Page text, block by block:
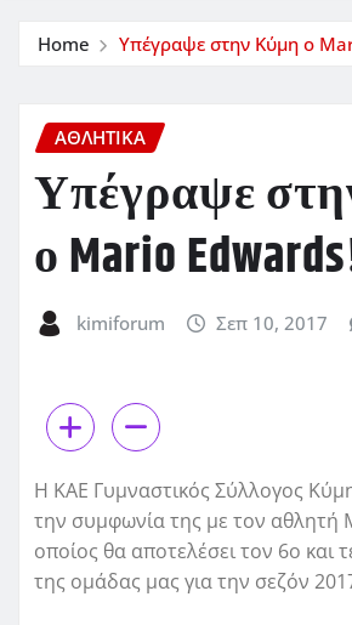
Home Υπέγραψε στην Κύμη ο
ΑΘΛΗΤΙΚΑ
Υπέγραψε
ο Mario
kimiforum Σεπ 10, 2017
Η ΚΑΕ Γυμναστικός Σύλλογος
την συμφωνία της με τον αθλητή
οποίος θα αποτελέσει τον 6ο και
της ομάδας μας για την σεζόν